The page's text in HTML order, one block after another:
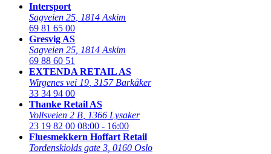
Intersport
Sagveien 25 1814 Askim
69 81 65 00
Gresvig AS
Sagveien 25 1814 Askim
69 88 60 51
EXTENDA RETAIL AS
Wirgenes vei 19 3157 Barkåker
33 34 94 00
Thanke Retail AS
Vollsveien 2 B 1366 Lysaker
23 19 82 00 08:00 - 16:00
Fluesmekkern Hoffart Retail
Tordenskiolds gate 3 0160 Oslo